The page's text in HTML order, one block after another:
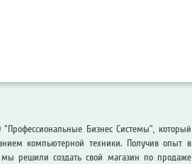
"Профессиональные Бизнес Системы", который
компьютерной техники. Получив опыт в
решили создать свой магазин по продаже